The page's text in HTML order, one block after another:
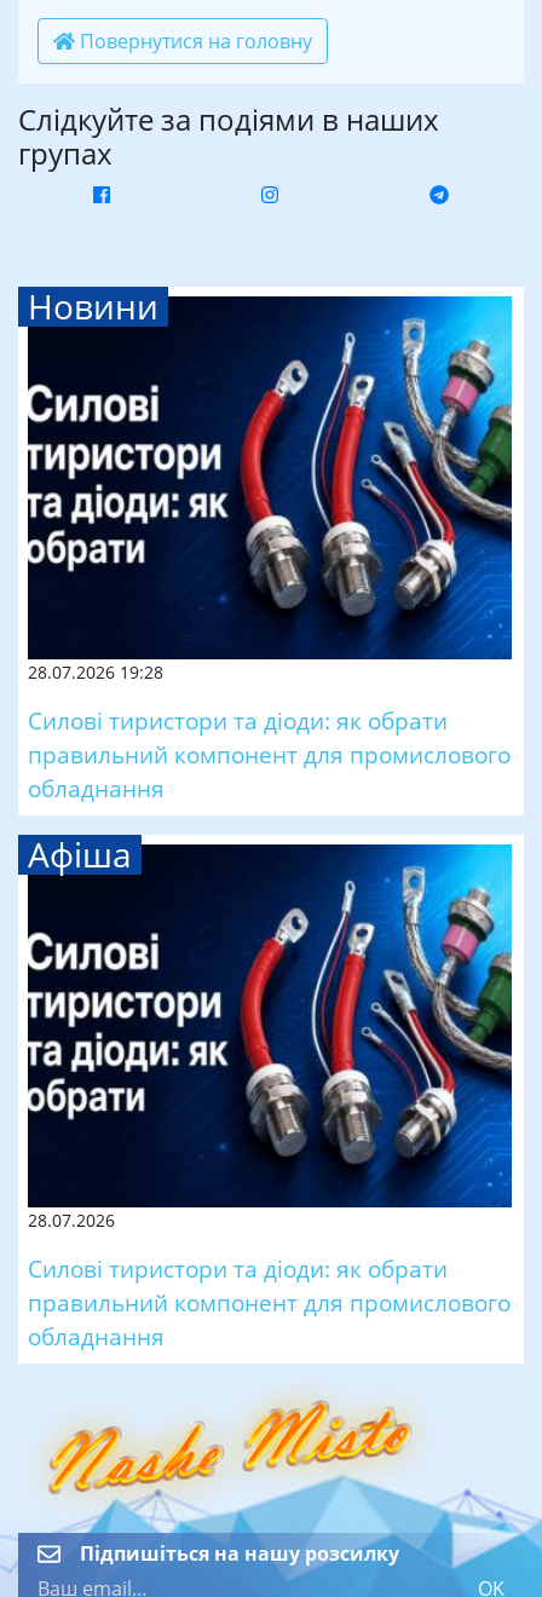
Повернутися на головну
Слідкуйте за подіями в наших
групах
Новини
28.07.2026 19:28
Силові тиристори та діоди: як обрати
правильний компонент для промислового
обладнання
Афіша
28.07.2026
Силові тиристори та діоди: як обрати
правильний компонент для промислового
обладнання
Підпишіться на нашу розсилку
OK